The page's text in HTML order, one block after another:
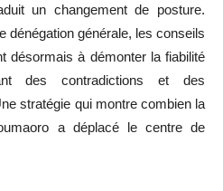
un changement de posture.
dénégation générale, les conseils
désormais à démonter la fiabilité
des contradictions et des
stratégie qui montre combien la
a déplacé le centre de